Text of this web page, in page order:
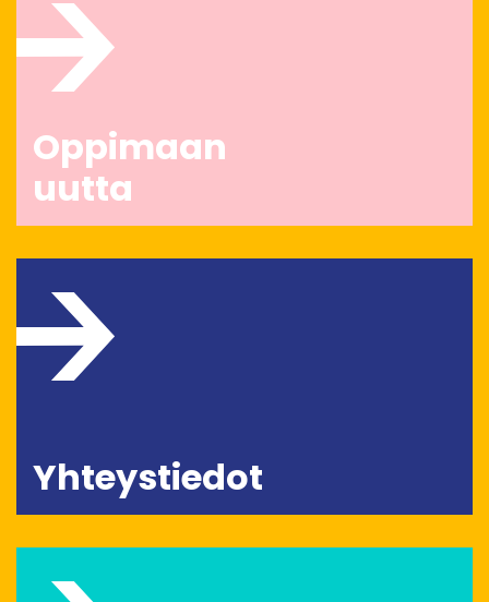
Oppimaan
uutta
Yhteystiedot